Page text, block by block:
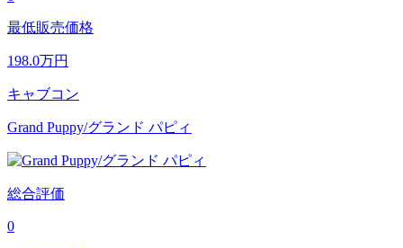
最低販売価格
198.0万円
キャブコン
Grand Puppy/グランド パピィ
総合評価
0